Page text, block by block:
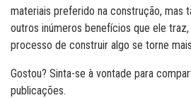
materiais preferido na construção, mas
outros inúmeros benefícios que ele
processo de construir algo se torne
Gostou? Sinta-se à vontade para
publicações.